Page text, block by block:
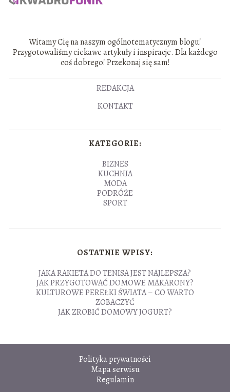
Witamy Cię na naszym ogólnotematycznym blogu!
Przygotowaliśmy ciekawe artykuły i inspiracje. Dla każdego
coś dobrego! Przekonaj się sam!
REDAKCJA
KONTAKT
KATEGORIE:
BIZNES
KUCHNIA
MODA
PODRÓŻE
SPORT
OSTATNIE WPISY:
JAKA RAKIETA DO TENISA JEST NAJLEPSZA?
JAK PRZYGOTOWAĆ DOMOWE MAKARONY?
KULTUROWE PEREŁKI ŚWIATA – CO WARTO
ZOBACZYĆ
JAK ZROBIĆ DOMOWY JOGURT?
Polityka prywatności
Mapa serwisu
Regulamin